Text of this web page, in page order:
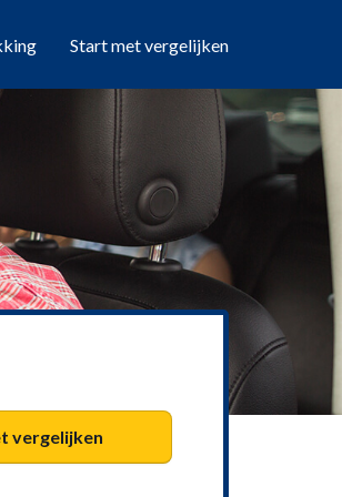
Start met vergelijken
vergelijken